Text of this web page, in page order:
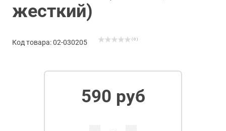
жесткий)
Код товара: 02-030205 ( 0 )
590 руб